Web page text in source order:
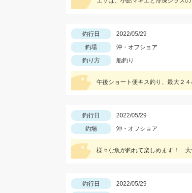
釣行日 2022/05/29
釣場
沖・オフショア
釣り方
船釣り
午後ショート便キス釣り、最大２
釣行日 2022/05/29
釣場
沖・オフショア
様々な魚が釣れて楽しめます！ 大
釣行日 2022/05/29